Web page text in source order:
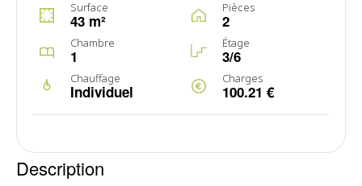
Surface
43 m²
Pièces
2
Chambre
1
Étage
3/6
Chauffage
Individuel
Charges
100.21 €
Description